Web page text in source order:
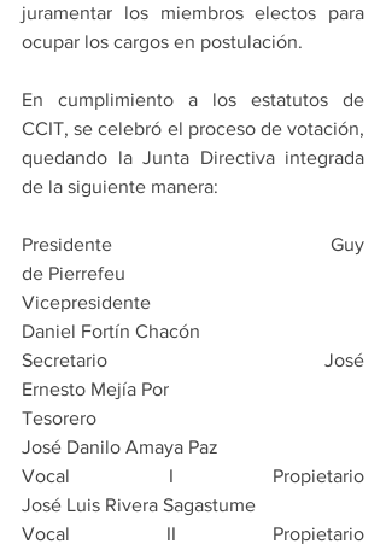
juramentar los miembros electos para
ocupar los cargos en postulación.
En cumplimiento a los estatutos de
CCIT, se celebró el proceso de votación,
quedando la Junta Directiva integrada
de la siguiente manera:
Presidente                                             Guy
de Pierrefeu
Vicepresidente
Daniel Fortín Chacón
Secretario                                             José
Ernesto Mejía Por
Tesorero
José Danilo Amaya Paz
Vocal I Propietario
José Luis Rivera Sagastume
Vocal II Propietario